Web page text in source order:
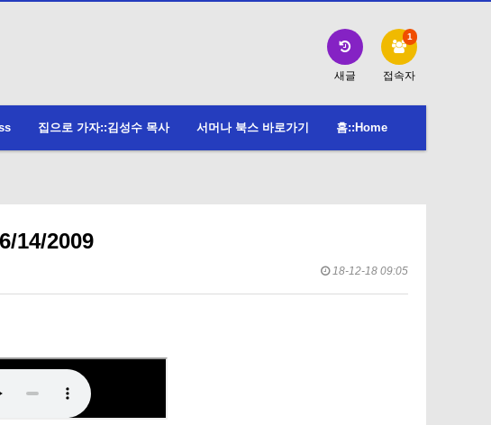
새글 접속자
1
집으로 가자::김성수 목사 서머나 북스 바로가기 홈::Home
14/2009
18-12-18 09:05